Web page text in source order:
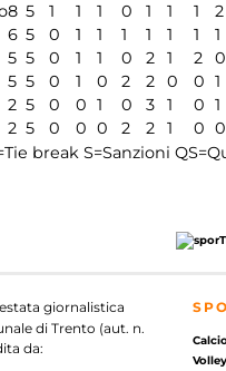
8 5 1 1 1 0 1 1 1 2
6 5 0 1 1 1 1 1 1 1
5 5 0 1 1 0 2 1 2 0
5 5 0 1 0 2 2 0 0 1
2 5 0 0 1 0 3 1 0 1
2 5 0 0 0 2 2 1 0 0
break S=Sanzioni
giornalistica
di Trento (aut. n.
da:
Volley